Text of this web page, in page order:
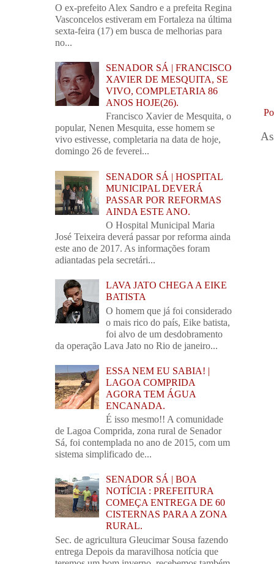
O ex-prefeito Alex Sandro e a prefeita Regina
Vasconcelos estiveram em Fortaleza na última
sexta-feira (17) em busca de melhorias para
no...
SENADOR SÁ | FRANCISCO
XAVIER DE MESQUITA, SE
VIVO, COMPLETARIA 86
ANOS HOJE(26).
Francisco Xavier de Mesquita, o
popular, Nenen Mesquita, esse homem se
vivo estivesse, completaria na data de hoje,
domingo 26 de feverei...
SENADOR SÁ | HOSPITAL
MUNICIPAL DEVERÁ
PASSAR POR REFORMAS
AINDA ESTE ANO.
O Hospital Municipal Maria
José Teixeira deverá passar por reforma ainda
este ano de 2017. As informações foram
adiantadas pela secretári...
LAVA JATO CHEGA A EIKE
BATISTA
O homem que já foi considerado
o mais rico do país, Eike batista,
foi alvo de um desdobramento
da operação Lava Jato no Rio de janeiro...
ESSA NEM EU SABIA! |
LAGOA COMPRIDA
AGORA TEM ÁGUA
ENCANADA.
É isso mesmo!! A comunidade
de Lagoa Comprida, zona rural de Senador
Sá, foi contemplada no ano de 2015, com um
sistema simplificado de...
SENADOR SÁ | BOA
NOTÍCIA : PREFEITURA
COMEÇA ENTREGA DE 60
CISTERNAS PARA A ZONA
RURAL.
Sec. de agricultura Gleucimar Sousa fazendo
entrega Depois da maravilhosa notícia que